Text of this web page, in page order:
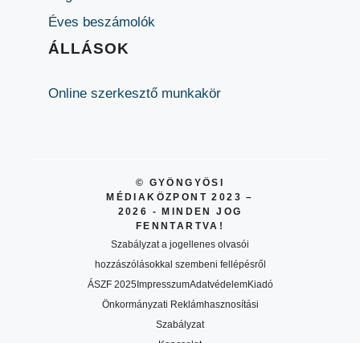
Éves beszámolók
ÁLLÁSOK
Online szerkesztő munkakör
© GYÖNGYÖSI
MÉDIAKÖZPONT 2023 –
2026 - MINDEN JOG
FENNTARTVA!
Szabályzat a jogellenes olvasói
hozzászólásokkal szembeni fellépésről
ÁSZF 2025ImpresszumAdatvédelemKiadó
Önkormányzati Reklámhasznosítási
Szabályzat